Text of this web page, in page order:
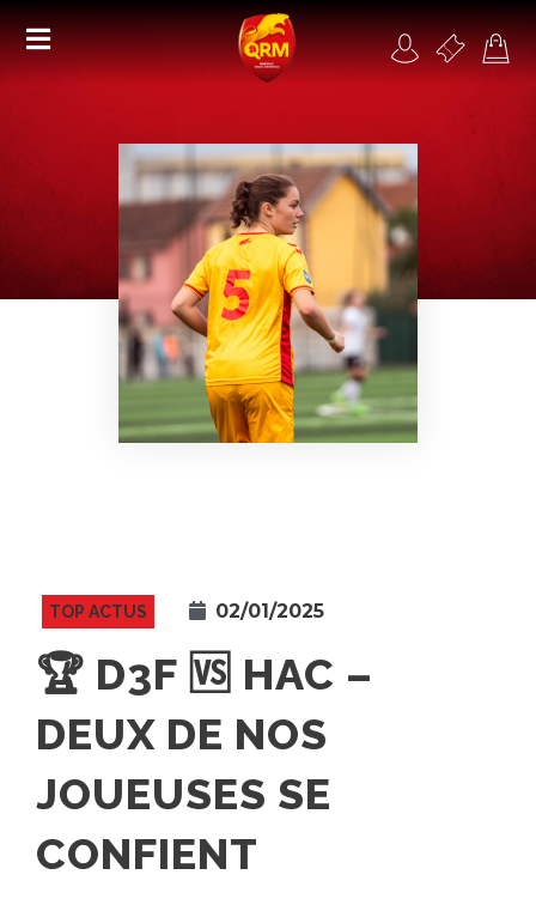
Académie
Féminines
Organisme de formation
RSE
Contact
FAQ
TOP ACTUS 02/01/2025
🏆 D3F 🆚 HAC –
DEUX DE NOS
JOUEUSES SE
CONFIENT